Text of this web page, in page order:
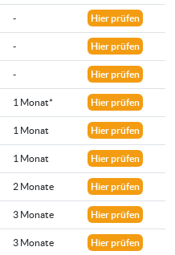
- Hier prüfen
- Hier prüfen
- Hier prüfen
1 Monat* Hier prüfen
1 Monat Hier prüfen
1 Monat Hier prüfen
2 Monate Hier prüfen
3 Monate Hier prüfen
3 Monate Hier prüfen